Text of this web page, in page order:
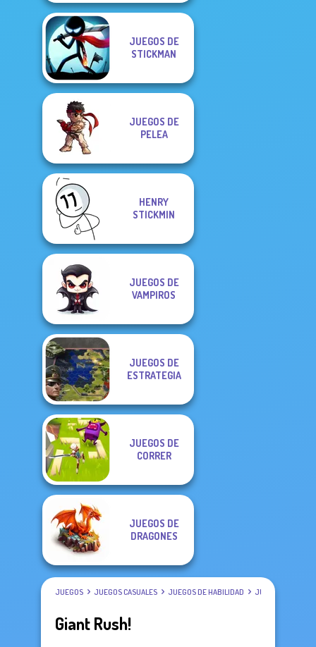
JUEGOS DE
STICKMAN
JUEGOS DE
PELEA
HENRY
STICKMIN
JUEGOS DE
VAMPIROS
JUEGOS DE
ESTRATEGIA
JUEGOS DE
CORRER
JUEGOS DE
DRAGONES
JUEGOS JUEGOS CASUALES JUEGOS DE HABILIDAD JUEGOS DE
Giant Rush!